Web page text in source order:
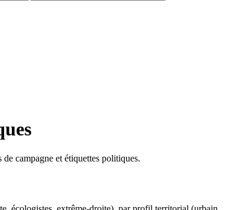
campagne et étiquettes politiques.